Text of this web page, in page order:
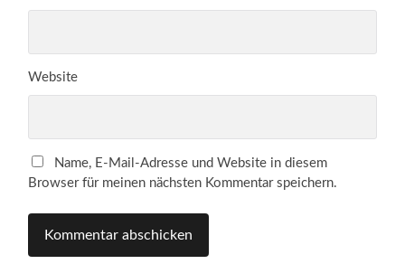
Website
Name, E-Mail-Adresse und Website in diesem
Browser für meinen nächsten Kommentar speichern.